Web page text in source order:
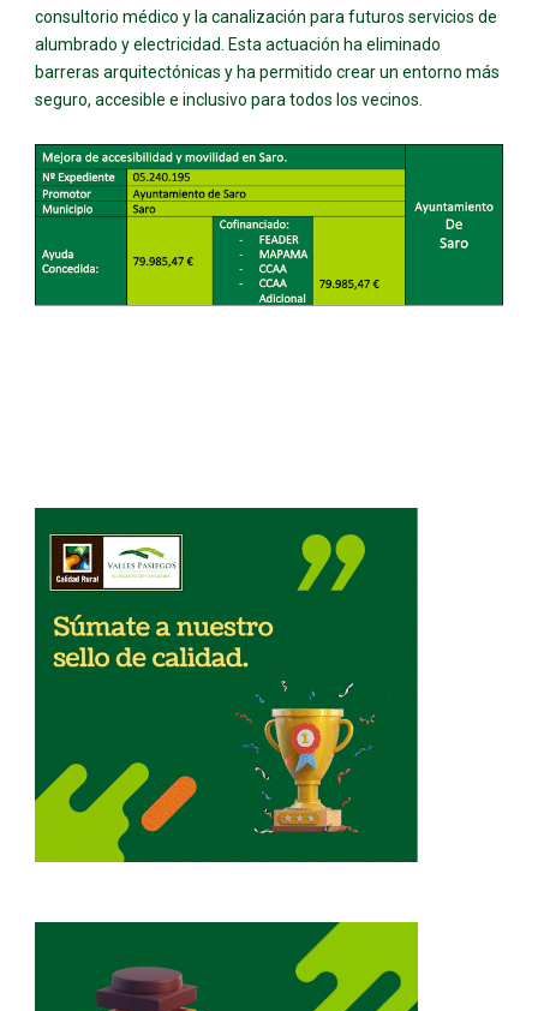
consultorio médico y la canalización para futuros servicios de
alumbrado y electricidad. Esta actuación ha eliminado
barreras arquitectónicas y ha permitido crear un entorno más
seguro, accesible e inclusivo para todos los vecinos.